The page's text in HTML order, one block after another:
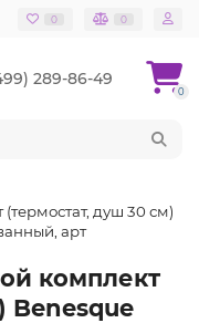
0 0
289-86-49
0
душ 30 см)
арт
комплект
Benesque